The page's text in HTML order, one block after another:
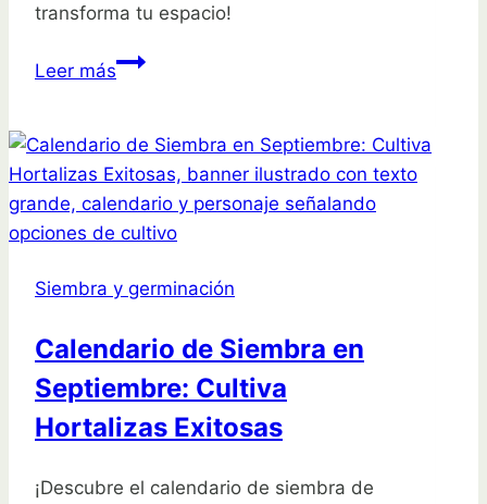
transforma tu espacio!
Leer másCalendario
en
Septiembre:
Cultiva
tu
Urbano
Siembra y germinación
Calendario de Siembra en
Septiembre: Cultiva
Hortalizas Exitosas
¡Descubre el calendario de siembra de